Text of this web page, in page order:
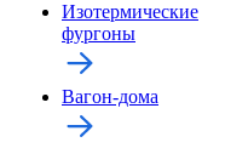
Изотермические
фургоны
Вагон-дома